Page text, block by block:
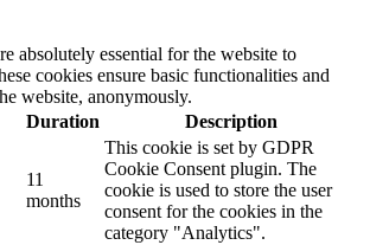
absolutely essential for the website to
cookies ensure basic functionalities and
website, anonymously.
Duration Description
11
months
This cookie is set by GDPR
Cookie Consent plugin. The
cookie is used to store the user
consent for the cookies in the
category "Analytics".